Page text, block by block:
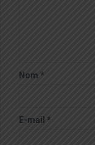
Nom *
E-mail *